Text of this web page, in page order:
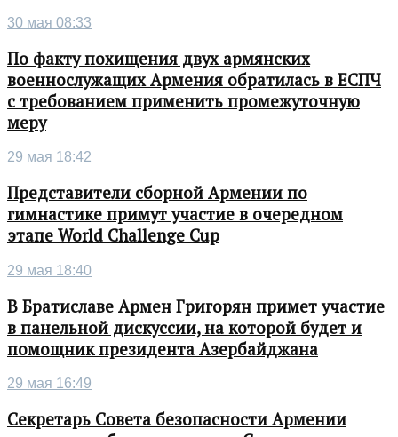
30 мая 08:33
По факту похищения двух армянских
военнослужащих Армения обратилась в ЕСПЧ
с требованием применить промежуточную
меру
29 мая 18:42
Представители сборной Армении по
гимнастике примут участие в очередном
этапе World Challenge Cup
29 мая 18:40
В Братиславе Армен Григорян примет участие
в панельной дискуссии, на которой будет и
помощник президента Азербайджана
29 мая 16:49
Секретарь Совета безопасности Армении